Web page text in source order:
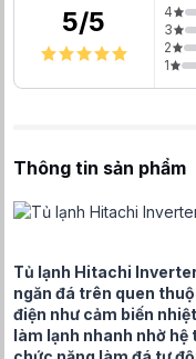
5/5
4
3
2
1
Thông tin sản phẩm
Tủ lạnh Hitachi
ngăn đá trên quen
điện như cảm biến
làm lạnh nhanh nhờ hệ